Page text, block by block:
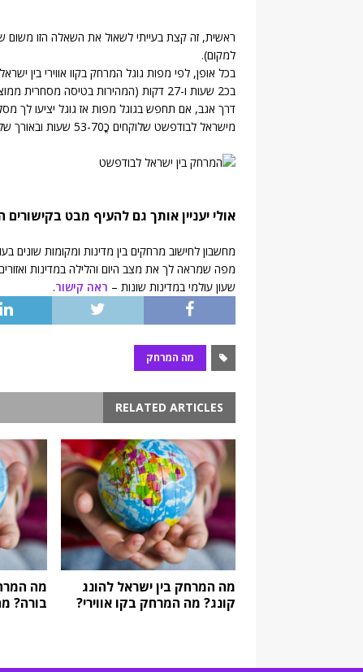
ראשית, זה קצת בעייתי לשאול את השאלה הזו
למקום).
בכל אופן, לפי מפות גוגל המרחק בקוו אווירי בין
בכ2 שעות ו-27 דקות (המהירות בטיסה מסחרית ממוצעת היא כ 890 עד 944 קמ"ש).
דרך אגב, אם תחפש בגוגל מפות אז גוגל יציעו לך
מישראל לבודפשט שלוקחים כֳ53-70 שעות ובאורך של כ3,575-5,722 ק"מ. (
אולי יעניין אותך גם להעיף מבט בקישורים
מחשבון לחישוב מרחקים בין מדינות ומקומות שונים
מפה שמראה לך את מצב היום והלילה במדינות
שעון עולמי במדינות שונות – ראה קישור.
מה המרחק
RELATED ARTICLES
מה המרחק בין ישראל להונג
קונג? מה המרחק בקו אווירי?
מה
בורה?